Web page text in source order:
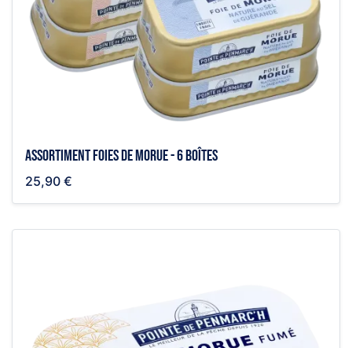
Assortiment foies de morue - 6 boîtes
25,90 €